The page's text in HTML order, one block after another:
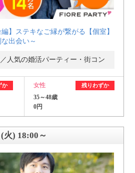
】ステキなご縁が繋がる【個室】
出会い～
人気の婚活パーティー・街コン
か 女性 残りわずか
35～48歳
0円
火) 18:00～